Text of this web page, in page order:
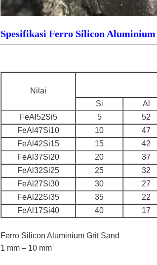
Spesifikasi Ferro Silicon Aluminium
Nilai
Si Al
FeAl52Si5
5 52
FeAl47Si10
10 47
FeAl42Si15
15 42
FeAl37Si20
20 37
FeAl32Si25
25 32
FeAl27Si30
30 27
FeAl22Si35
35 22
FeAl17Si40
40 17
Ferro Silicon Aluminium Grit Sand
1 mm – 10 mm